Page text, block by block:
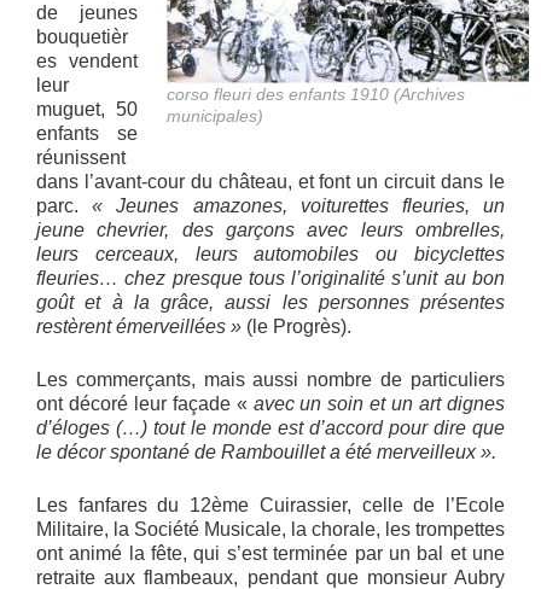
corso fleuri des enfants 1910 (Archives
municipales)
de jeunes
bouquetièr
es vendent
leur
muguet, 50
enfants se
réunissent
dans l’avant-cour du château, et font un circuit dans le
parc.« Jeunes amazones, voiturettes fleuries, un
jeune chevrier, des garçons avec leurs ombrelles,
leurs cerceaux, leurs automobiles ou bicyclettes
fleuries… chez presque tous l’originalité s’unit au bon
goût et à la grâce, aussi les personnes présentes
restèrent émerveillées » (le Progrès).
Les commerçants, mais aussi nombre de particuliers
ont décoré leur façade « avec un soin et un art dignes
d’éloges (…) tout le monde est d’accord pour dire que
le décor spontané de Rambouillet a été merveilleux ».
Les fanfares du 12ème Cuirassier, celle de l’Ecole
Militaire, la Société Musicale, la chorale, les trompettes
ont animé la fête, qui s’est terminée par un bal et une
retraite aux flambeaux, pendant que monsieur Aubry